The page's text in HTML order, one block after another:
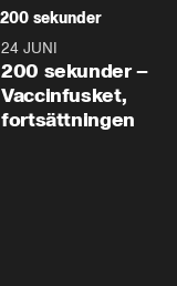
200 sekunder
24 JUNI
200 sekunder –
Vaccinfusket,
fortsättningen